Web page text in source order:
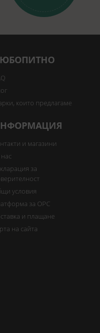
които предлагаме
и магазини
за
условия
за ОРС
и плащане
на сайта